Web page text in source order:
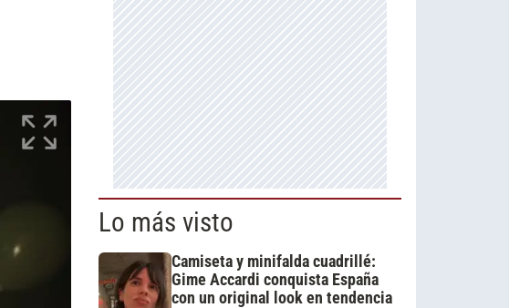
Lo más visto
Camiseta y minifalda cuadrillé:
Gime Accardi conquista España
con un original look en tendencia